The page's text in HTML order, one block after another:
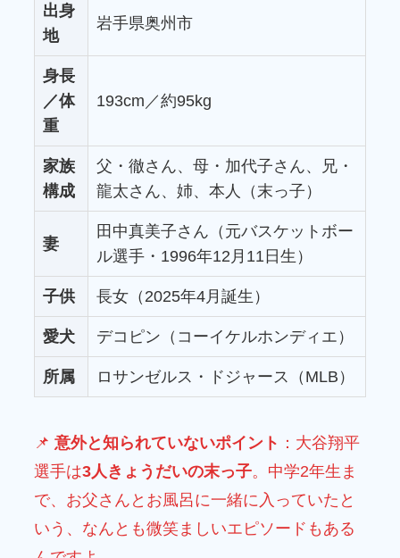
出身
地
岩手県奥州市
身長
／体
重
193cm／約95kg
家族
構成
父・徹さん、母・加代子さん、兄・
龍太さん、姉、本人（末っ子）
妻
田中真美子さん（元バスケットボー
ル選手・1996年12月11日生）
子供 長女（2025年4月誕生）
愛犬 デコピン（コーイケルホンディエ）
所属 ロサンゼルス・ドジャース（MLB）
📌 意外と知られていないポイント ：大谷翔平
選手は3人きょうだいの末っ子。中学2年生ま
で、お父さんとお風呂に一緒に入っていたと
いう、なんとも微笑ましいエピソードもある